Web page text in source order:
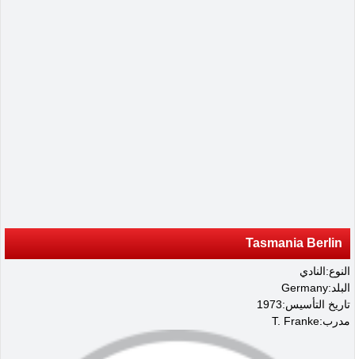
Tasmania Berlin
النوع:النادي
البلد:Germany
تاريخ التأسيس:1973
مدرب:T. Franke